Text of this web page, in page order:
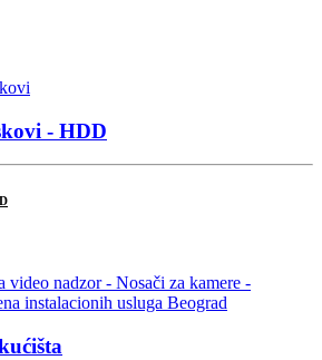
- HDD